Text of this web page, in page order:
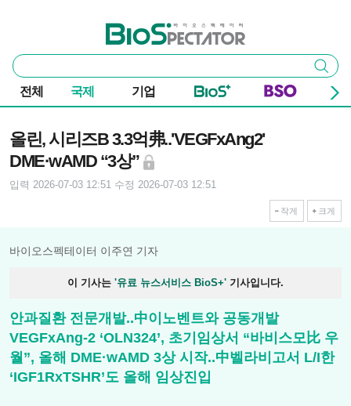
바이오스펙테이터
통
합
검
색
검색
전체 국제 기업
올린, 시리즈B 3.3억弗..'VEGFxAng2'
DME·wAMD “3상”
입력 2026-07-03 12:51 수정 2026-07-03 12:51
작게 크게
바이오스펙테이터 이주연 기자
이 기사는 '유료 뉴스서비스 BioS+' 기사입니다.
안과질환 전문개발..中이노벤트와 공동개발
VEGFxAng-2 ‘OLN324’, 초기임상서 “바비스모比 우
월”, 올해 DME·wAMD 3상 시작..中벨라비고서 L/I한
‘IGF1RxTSHR’도 올해 임상진입